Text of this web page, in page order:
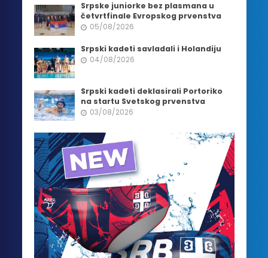
Srpske juniorke bez plasmana u
četvrtfinale Evropskog prvenstva
05/08/2026
Srpski kadeti savladali i Holandiju
04/08/2026
Srpski kadeti deklasirali Portoriko
na startu Svetskog prvenstva
03/08/2026